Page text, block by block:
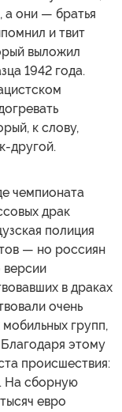
а они — братья
и твит
выложил
1942 года.
к слову,
другой.
чемпионата
драк
полиция
— но россиян
версии
в драках
очень
групп,
этому
происшествия:
На сборную
евро